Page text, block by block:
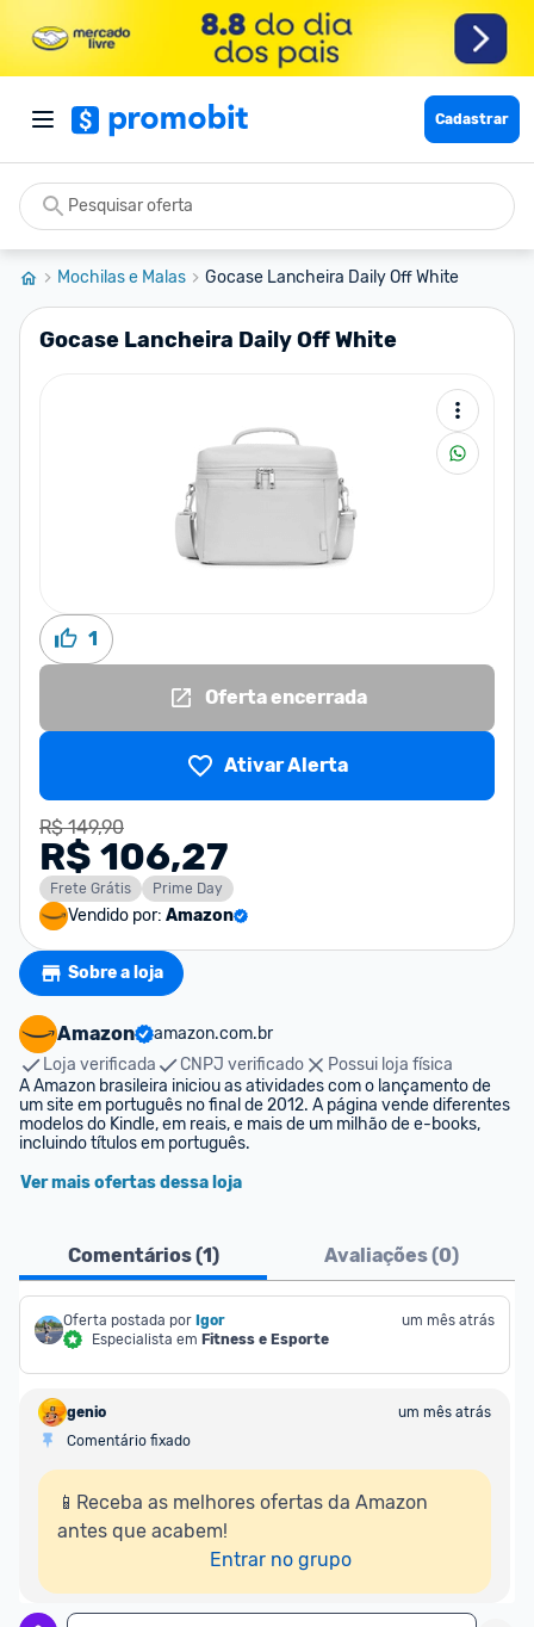
Cadastrar
Mochilas e Malas Gocase Lancheira Daily Off White
Gocase Lancheira Daily Off White
1
Oferta encerrada
Ativar Alerta
R$ 149,90
R$ 106,27
Frete Grátis Prime Day
Vendido por: Amazon
Sobre a loja
Amazon
amazon.com.br
Loja verificada
CNPJ verificado
Possui loja física
A Amazon brasileira iniciou as atividades com o lançamento de
um site em português no final de 2012. A página vende diferentes
modelos do Kindle, em reais, e mais de um milhão de e-books,
incluindo títulos em português.
Ver mais ofertas dessa loja
Comentários (1) Avaliações (0)
Oferta postada por Igor
Especialista em Fitness e Esporte
um mês atrás
genio
um mês atrás
Comentário fixado
📱Receba as melhores ofertas da Amazon
antes que acabem!
Entrar no grupo